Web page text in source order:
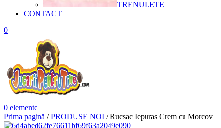
TRENULETE
CONTACT
0
0 elemente
Prima pagină / PRODUSE NOI / Rucsac Iepuras Crem cu Morcov